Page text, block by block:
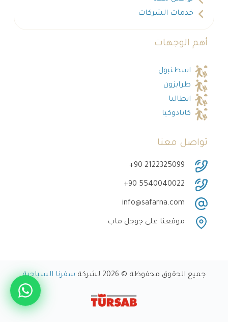
خدمات الشركات
أهم الوجهات
اسطنبول
طرابزون
انطاليا
كابادوكيا
تواصل معنا
‎+90 2122325099
‎+90 5540040022
info@safarna.com
موقعنا على جوجل ماب
جميع الحقوق محفوظة © 2026 لشركة سفرنا السياحية